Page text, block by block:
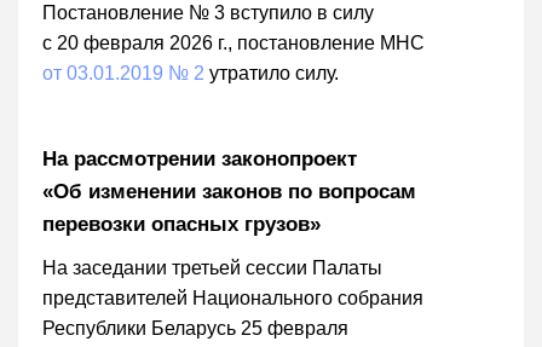
Постановление № 3 вступило в силу
с 20 февраля 2026 г., постановление МНС
от 03.01.2019 № 2 утратило силу.
На рассмотрении законопроект
«Об изменении законов по вопросам
перевозки опасных грузов»
На заседании третьей сессии Палаты
представителей Национального собрания
Республики Беларусь 25 февраля